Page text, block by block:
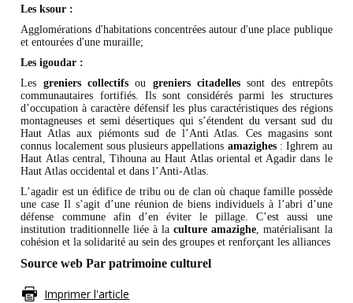
Les ksour :
Agglomérations d'habitations concentrées autour d'une place publique
et entourées d'une muraille;
Les igoudar :
Les greniers collectifsou greniers citadellessont des entrepôts
communautaires fortifiés. Ils sont considérés parmi les structures
d’occupation à caractère défensif les plus caractéristiques des régions
montagneuses et semi désertiques qui s’étendent du versant sud du
Haut Atlas aux piémonts sud de l’Anti Atlas. Ces magasins sont
connus localement sous plusieurs appellations amazighes: Ighrem au
Haut Atlas central, Tihouna au Haut Atlas oriental et Agadir dans le
Haut Atlas occidental et dans l’Anti-Atlas.
L’agadir est un édifice de tribu ou de clan où chaque famille possède
une case Il s’agit d’une réunion de biens individuels à l’abri d’une
défense commune afin d’en éviter le pillage. C’est aussi une
institution traditionnelle liée à laculture amazighe, matérialisant la
cohésion et la solidarité au sein des groupes et renforçant les alliances
Source web Par patrimoine culturel
Imprimer l'article